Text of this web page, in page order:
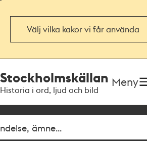
Välj vilka kakor vi får använda
Stockholmskällan
Historia i ord, ljud och bild
Meny